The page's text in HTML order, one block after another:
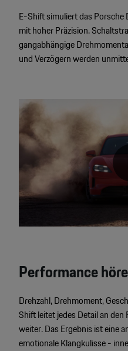
E-Shift simuliert das
mit hoher Präzision.
gangabhängige
und Verzögern werden
Video
Performance
Drehzahl, Drehmoment,
Shift leitet jedes Detail an
weiter. Das Ergebnis ist eine
emotionale Klangkulisse -